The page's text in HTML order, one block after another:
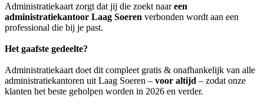
Administratiekaart zorgt dat jij die zoekt naareen
administratiekantoor Laag Soeren verbonden wordt aan een
professional die bij je past.
Het gaafste gedeelte?
Administratiekaart doet dit compleet gratis & onafhankelijk van alle
administratiekantoren uit Laag Soeren – voor altijd – zodat onze
klanten het beste geholpen worden in 2026 en verder.